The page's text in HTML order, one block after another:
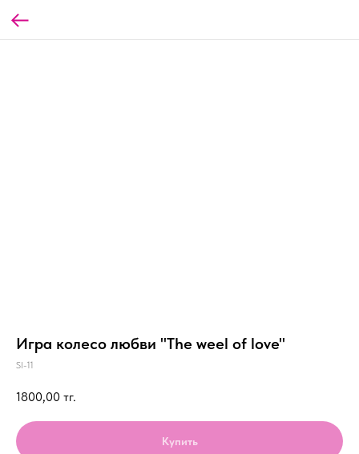
Игра колесо любви "The weel of love"
SI-11
1800,00 тг.
Купить